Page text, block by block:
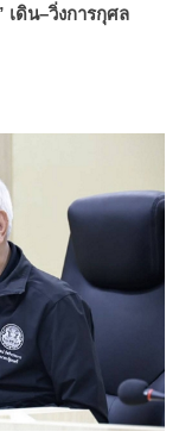
ดิน–วิ่งการกุศล